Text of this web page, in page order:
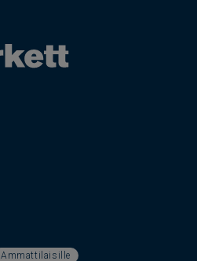
Ammattilaisille